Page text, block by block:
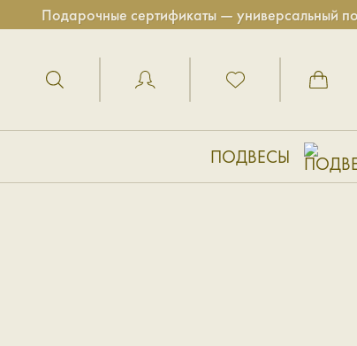
Подарочные сертификаты — универсальный
ПОДВЕСЫ